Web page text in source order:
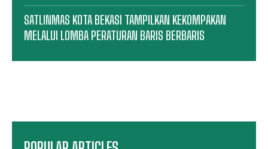
SATLINMAS KOTA BEKASI TAMPILKAN KEKOMPAKAN
MELALUI LOMBA PERATURAN BARIS BERBARIS